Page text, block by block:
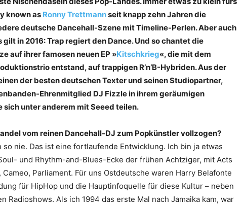
known as Ronny Trettmannseit knapp zehn Jahren die
deutsche Dancehall-Szene mit Timeline-Perlen. Aber auch
in 2016: Trap regiert den Dance. Und so chantet die
auf ihrer famosen neuen EP »Kitschkrieg«, die mit dem
entstand, auf trappigen R’n’B-Hybriden. Aus der
der besten deutschen Texter und seinen Studiopartner,
Ehrenmitglied DJ Fizzle in ihrem geräumigen
unter anderem mit Seeed teilen.
vom reinen Dancehall-DJ zum Popkünstler vollzogen?
nie. Das ist eine fortlaufende Entwicklung. Ich bin ja etwas
und Rhythm-and-Blues-Ecke der frühen Achtziger, mit Acts
Cameo, Parliament. Für uns Ostdeutsche waren Harry Belafonte
für HipHop und die Hauptinfoquelle für diese Kultur – neben
Radioshows. Als ich 1994 das erste Mal nach Jamaika kam, war